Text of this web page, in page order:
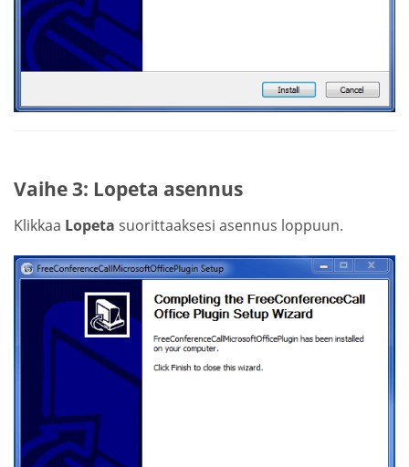
Vaihe 3: Lopeta asennus
Klikkaa Lopeta suorittaaksesi asennus loppuun.